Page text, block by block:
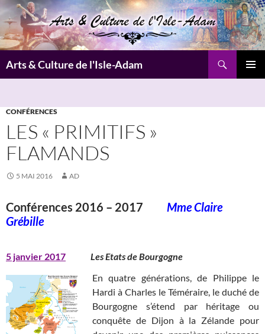
Aller
au
contenu
Arts & Culture de l'Isle-Adam
CONFÉRENCES
LES « PRIMITIFS »
FLAMANDS
5 MAI 2016 AD
Conférences 2016 – 2017 Mme Claire
Grébille
5 janvier 2017
Les Etats de Bourgogne
En quatre générations, de Philippe le
Hardi à Charles le Téméraire, le duché de
Bourgogne s’étend par héritage ou
conquête de Dijon à la Zélande pour